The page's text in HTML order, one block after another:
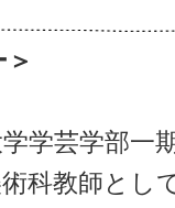
学芸学部一
科教師とし